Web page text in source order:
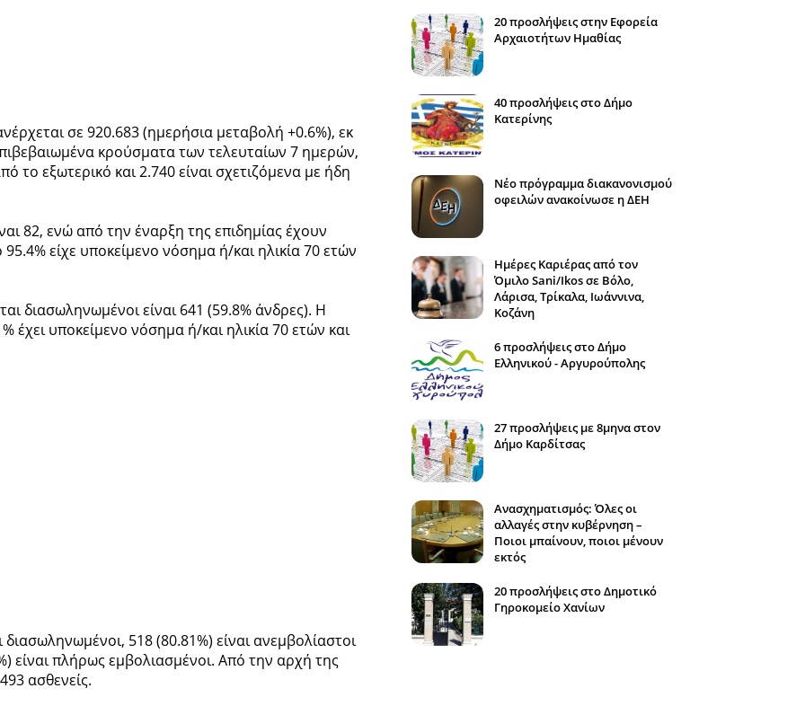
σε 920.683 (ημερήσια μεταβολή +0.6%), εκ
κρούσματα των τελευταίων 7 ημερών,
το εξωτερικό και 2.740 είναι σχετιζόμενα με ήδη
82, ενώ από την έναρξη της επιδημίας έχουν
είχε υποκείμενο νόσημα ή/και ηλικία 70 ετών
διασωληνωμένοι είναι 641 (59.8% άνδρες). Η
έχει υποκείμενο νόσημα ή/και ηλικία 70 ετών και
518 (80.81%) είναι ανεμβολίαστοι
είναι πλήρως εμβολιασμένοι. Από την αρχή της
ασθενείς.
20 προσλήψεις στην Εφορεία
Αρχαιοτήτων Ημαθίας
40 προσλήψεις στο Δήμο
Κατερίνης
Νέο πρόγραμμα διακανονισμού
οφειλών ανακοίνωσε η ΔΕΗ
Ημέρες Καριέρας από τον
Όμιλο Sani/Ikos σε Βόλο,
Λάρισα, Τρίκαλα, Ιωάννινα,
Κοζάνη
6 προσλήψεις στο Δήμο
Ελληνικού - Αργυρούπολης
27 προσλήψεις με 8μηνα στον
Δήμο Καρδίτσας
Ανασχηματισμός: Όλες οι
αλλαγές στην κυβέρνηση –
Ποιοι μπαίνουν, ποιοι μένουν
εκτός
20 προσλήψεις στο Δημοτικό
Γηροκομείο Χανίων